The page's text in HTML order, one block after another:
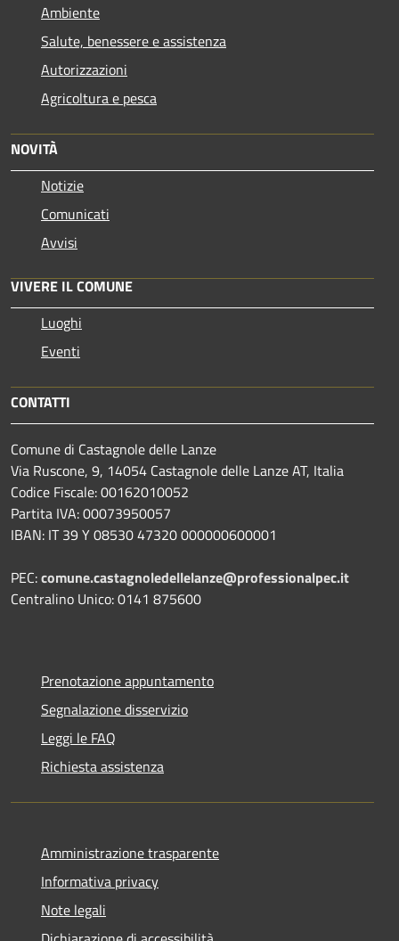
Ambiente
Salute, benessere e assistenza
Autorizzazioni
Agricoltura e pesca
NOVITÀ
Notizie
Comunicati
Avvisi
VIVERE IL COMUNE
Luoghi
Eventi
CONTATTI
Comune di Castagnole delle Lanze
Via Ruscone, 9, 14054 Castagnole delle Lanze AT, Italia
Codice Fiscale: 00162010052
Partita IVA: 00073950057
IBAN: IT 39 Y 08530 47320 000000600001
PEC:comune.castagnoledellelanze@professionalpec.it
Centralino Unico: 0141 875600
Prenotazione appuntamento
Segnalazione disservizio
Leggi le FAQ
Richiesta assistenza
Amministrazione trasparente
Informativa privacy
Note legali